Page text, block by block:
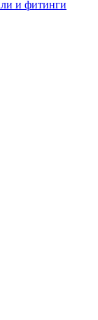
и фитинги